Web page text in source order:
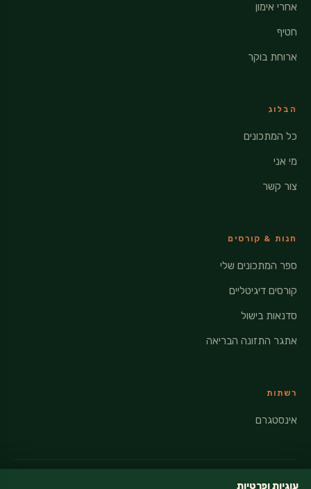
אחרי אימון
חטיף
ארוחת בוקר
הבלוג
כל המתכונים
מי אני
צור קשר
חנות & קורסים
ספר המתכונים שלי
קורסים דיגיטליים
סדנאות בישול
אתגר התזונה הבריאה
רשתות
אינסטגרם
עוגיות ופרטיות